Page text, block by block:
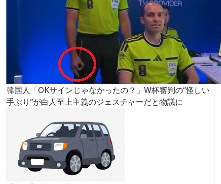
韓国人「OKサインじゃなかったの？」W杯審判の“怪しい
手ぶり”が白人至上主義のジェスチャーだと物議に